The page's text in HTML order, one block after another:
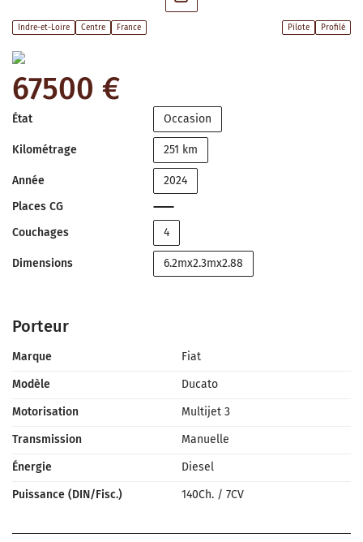
Indre-et-Loire Centre France Pilote Profilé
67500 €
État Occasion
Kilométrage 251 km
Année
2024
Places CG
Couchages
4
Dimensions 6.2mx2.3mx2.88
Porteur
Marque
Fiat
Modèle
Ducato
Motorisation
Multijet 3
Transmission
Manuelle
Énergie
Diesel
Puissance (DIN/Fisc.)
140Ch. / 7CV